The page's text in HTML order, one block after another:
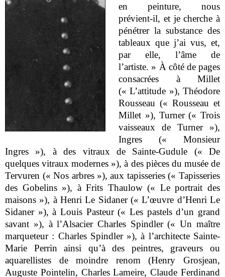
en peinture, nous
prévient-il, et je cherche à
pénétrer la substance des
tableaux que j’ai vus, et,
par elle, l’âme de
l’artiste. » À côté de pages
consacrées à Millet
(« L’attitude »), Théodore
Rousseau (« Rousseau et
Millet »), Turner (« Trois
vaisseaux de Turner »),
Ingres (« Monsieur
Ingres »), à des vitraux de Sainte-Gudule (« De
quelques vitraux modernes »), à des pièces du musée de
Tervuren (« Nos arbres »), aux tapisseries (« Tapisseries
des Gobelins »), à Frits Thaulow (« Le portrait des
maisons »), à Henri Le Sidaner (« L’œuvre d’Henri Le
Sidaner »), à Louis Pasteur (« Les pastels d’un grand
savant »), à l’Alsacier Charles Spindler (« Un maître
marqueteur : Charles Spindler »), à l’architecte Sainte-
Marie Perrin ainsi qu’à des peintres, graveurs ou
aquarellistes de moindre renom (Henry Grosjean,
Auguste Pointelin, Charles Lameire, Claude Ferdinand